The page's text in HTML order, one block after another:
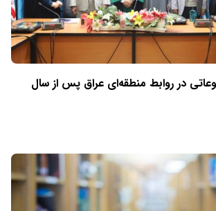
در روابط منطقه‌ای عراق پس از سال